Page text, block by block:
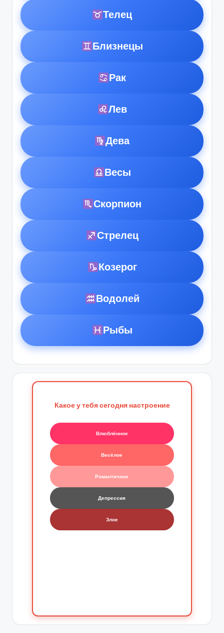
Телец
Близнецы
Рак
Лев
Дева
Весы
Скорпион
Стрелец
Козерог
Водолей
Рыбы
Какое у тебя сегодня настроение
Влюблённое
Весёлое
Романтичное
Депрессия
Злое